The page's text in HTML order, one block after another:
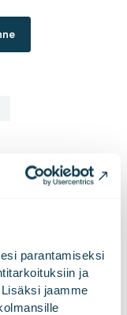
parantamiseksi
ja
jaamme